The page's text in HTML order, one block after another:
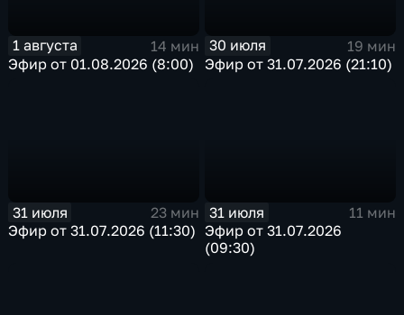
1 августа
14 мин
Эфир от 01.08.2026 (8:00)
30 июля
19 мин
Эфир от 31.07.2026 (21:10)
31 июля
23 мин
Эфир от 31.07.2026 (11:30)
31 июля
11 мин
Эфир от 31.07.2026
(09:30)